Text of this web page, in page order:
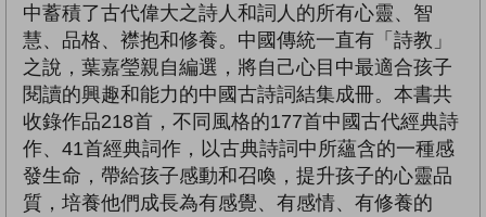
中蓄積了古代偉大之詩人和詞人的所有心靈、智
慧、品格、襟抱和修養。中國傳統一直有「詩教」
之說，葉嘉瑩親自編選，將自己心目中最適合孩子
閱讀的興趣和能力的中國古詩詞結集成冊。本書共
收錄作品218首，不同風格的177首中國古代經典詩
作、41首經典詞作，以古典詩詞中所蘊含的一種感
發生命，帶給孩子感動和召喚，提升孩子的心靈品
質，培養他們成長為有感覺、有感情、有修養的